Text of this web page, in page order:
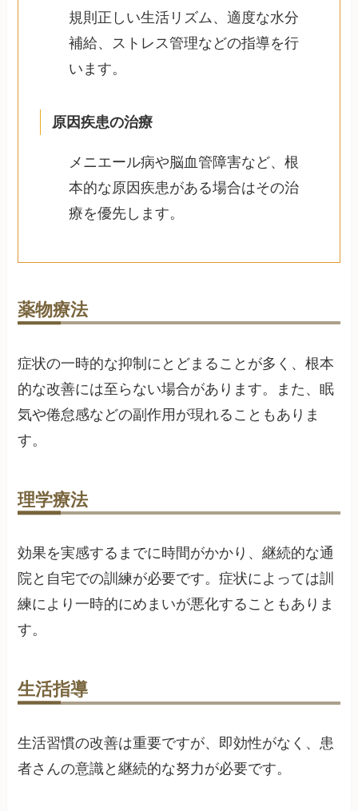
規則正しい生活リズム、適度な水分
補給、ストレス管理などの指導を行
います。
原因疾患の治療
メニエール病や脳血管障害など、根
本的な原因疾患がある場合はその治
療を優先します。
薬物療法
症状の一時的な抑制にとどまることが多く、根本
的な改善には至らない場合があります。また、眠
気や倦怠感などの副作用が現れることもありま
す。
理学療法
効果を実感するまでに時間がかかり、継続的な通
院と自宅での訓練が必要です。症状によっては訓
練により一時的にめまいが悪化することもありま
す。
生活指導
生活習慣の改善は重要ですが、即効性がなく、患
者さんの意識と継続的な努力が必要です。